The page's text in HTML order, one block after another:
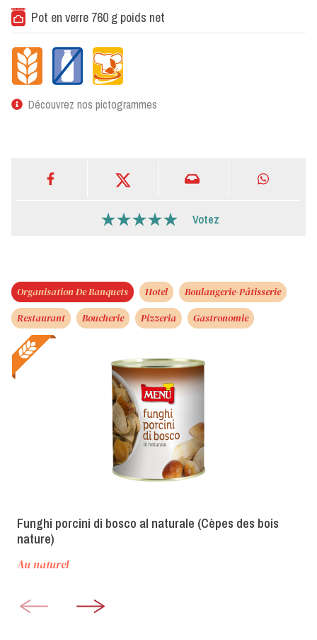
Pot en verre 760 g poids net
Découvrez nos pictogrammes
Votez
Organisation De Banquets Hotel
Boulangerie-Pâtisserie
Restaurant
Boucherie Pizzeria Gastronomie
Funghi porcini di bosco al naturale (Cèpes des bois
nature)
Au naturel